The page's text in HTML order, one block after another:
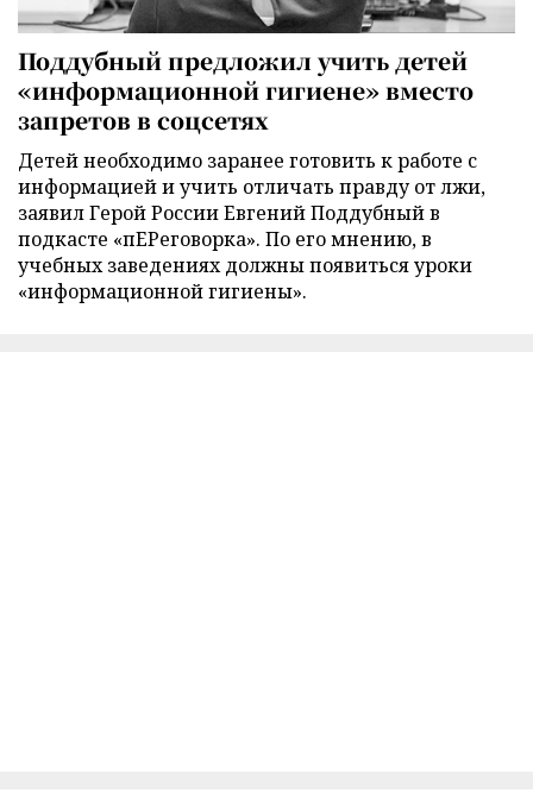
Поддубный предложил учить детей
«информационной гигиене» вместо
запретов в соцсетях
Детей необходимо заранее готовить к работе с
информацией и учить отличать правду от лжи,
заявил Герой России Евгений Поддубный в
подкасте «пЕРеговорка». По его мнению, в
учебных заведениях должны появиться уроки
«информационной гигиены».